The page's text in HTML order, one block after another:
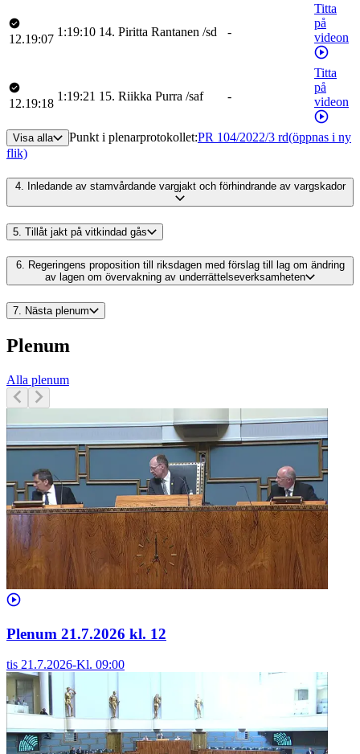
12.19:07
1:19:10 14. Piritta Rantanen /sd -
Titta
på
videon
12.19:18
1:19:21 15. Riikka Purra /saf -
Titta
på
videon
Visa alla Punkt i plenarprotokollet:PR 104/2022/3 rd(öppnas i ny
flik)
4. Inledande av stamvårdande vargjakt och förhindrande av vargskador
5. Tillåt jakt på vitkindad gås
6. Regeringens proposition till riksdagen med förslag till lag om ändring
av lagen om övervakning av underrättelseverksamheten
7. Nästa plenum
Plenum
Alla plenum
Plenum 21.7.2026 kl. 12
tis 21.7.2026-Kl. 09:00